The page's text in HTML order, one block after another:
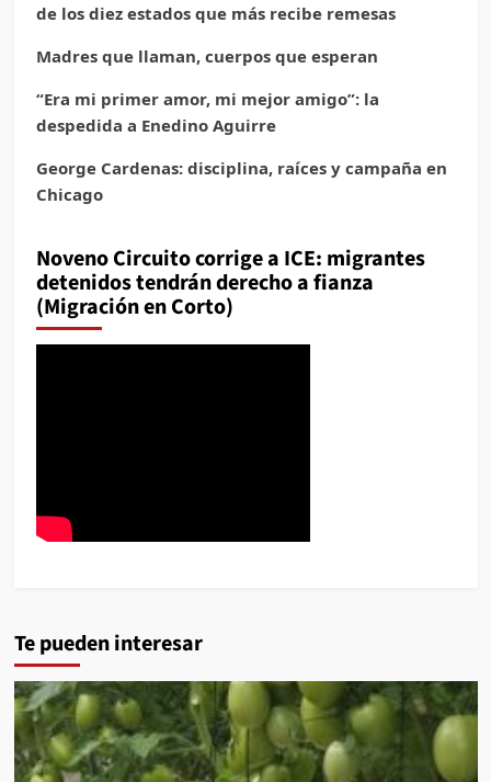
de los diez estados que más recibe remesas
Madres que llaman, cuerpos que esperan
“Era mi primer amor, mi mejor amigo”: la
despedida a Enedino Aguirre
George Cardenas: disciplina, raíces y campaña en
Chicago
Noveno Circuito corrige a ICE: migrantes
detenidos tendrán derecho a fianza
(Migración en Corto)
Te pueden interesar